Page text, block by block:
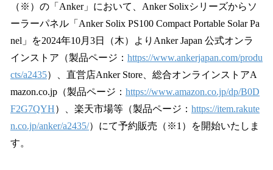
（※）の「Anker」において、Anker Solixシリーズからソ
ーラーパネル「Anker Solix PS100 Compact Portable Solar Pa
nel」を2024年10月3日（木）よりAnker Japan 公式オンラ
インストア（製品ページ： https://www.ankerjapan.com/produ
cts/a2435）、直営店Anker Store、総合オンラインストアA
mazon.co.jp（製品ページ： https://www.amazon.co.jp/dp/B0D
F2G7QYH）、楽天市場等（製品ページ： https://item.rakute
n.co.jp/anker/a2435/）にて予約販売（※1）を開始いたしま
す。